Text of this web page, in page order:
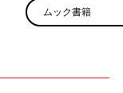
連結も可能。この
きる固定ベルトが
しょう。
ムック書籍